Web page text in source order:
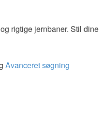
rigtige jernbaner. Stil dine
Avanceret søgning